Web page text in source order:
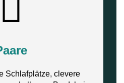
Schlafplätze, clevere